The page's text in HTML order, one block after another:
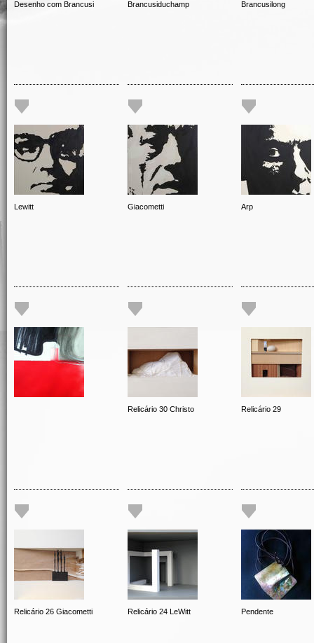
Desenho com Brancusi Brancusiduchamp Brancusilong
Lewitt Giacometti Arp
Relicário 30 Christo Relicário 29
Relicário 26 Giacometti Relicário 24 LeWitt Pendente